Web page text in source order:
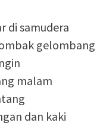
di samudera
gelombang
malam
dan kaki